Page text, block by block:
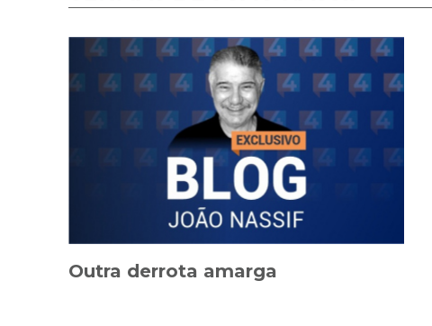
Outra derrota amarga